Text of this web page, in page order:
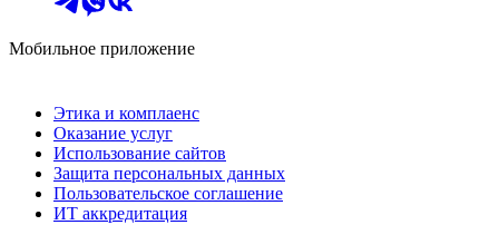
Мобильное приложение
Этика и комплаенс
Оказание услуг
Использование сайтов
Защита персональных данных
Пользовательское соглашение
ИТ аккредитация